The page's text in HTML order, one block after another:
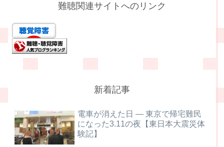
難聴関連サイトへのリンク
新着記事
電車が消えた日 ― 東京で帰宅難民
になった3.11の夜【東日本大震災体
験記】